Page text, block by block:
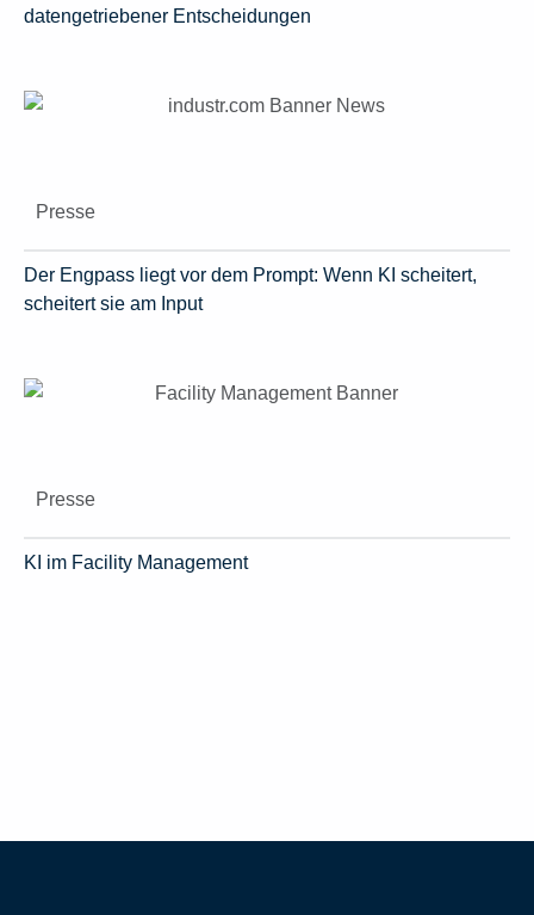
datengetriebener Entscheidungen
Presse
Der Engpass liegt vor dem Prompt: Wenn KI scheitert,
scheitert sie am Input
Presse
KI im Facility Management